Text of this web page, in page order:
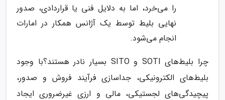
را می‌خرد، اما به دلایل فنی یا قراردادی، صدور
نهایی بلیط توسط یک آژانس همکار در امارات
انجام می‌شود.
چرا بلیط‌های SOTI و SITO بسیار نادر هستند؟با وجود
بلیط‌های الکترونیکی، جداسازی فرآیند فروش و صدور،
پیچیدگی‌های لجستیکی، مالی و ارزی غیرضروری ایجاد